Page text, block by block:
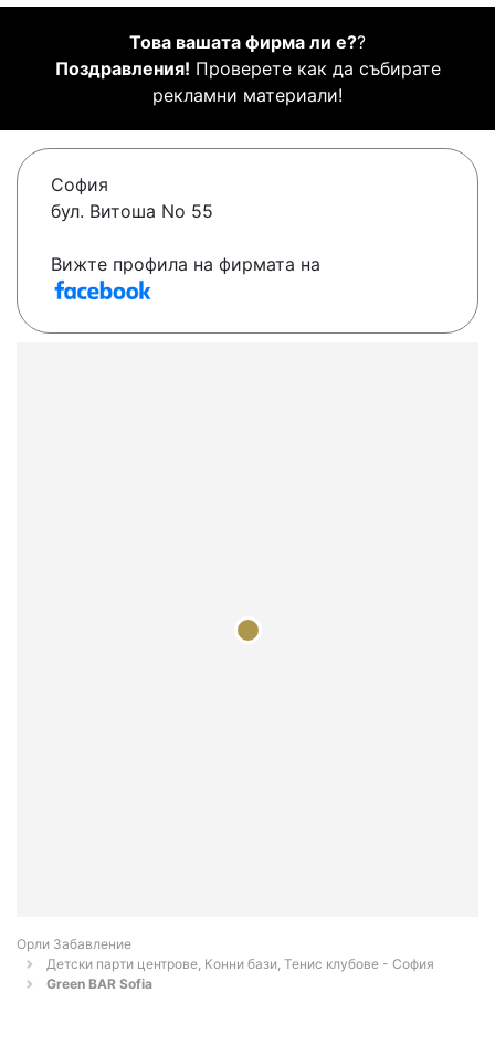
Това вашата фирма ли е??
Поздравления! Проверете как да събирате
рекламни материали!
София
бул. Витоша No 55
Вижте профила на фирмата на
Орли Забавление
Детски парти центрове, Конни бази, Тенис клубове - София
Green BAR Sofia